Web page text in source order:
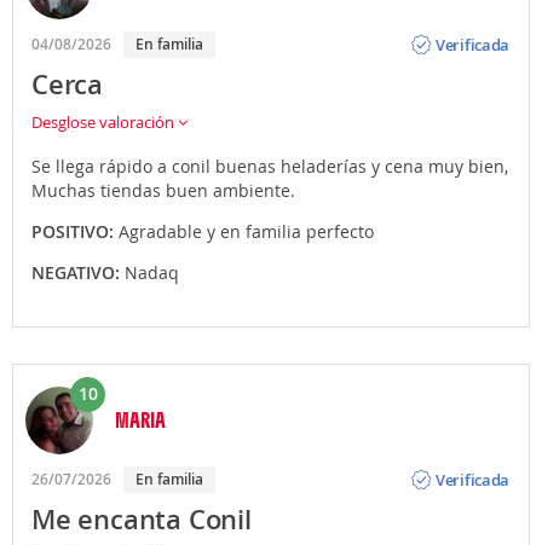
04/08/2026 En familia
Verificada
Cerca
Desglose valoración
Se llega rápido a conil buenas heladerías y cena muy bien,
Muchas tiendas buen ambiente.
POSITIVO: Agradable y en familia perfecto
NEGATIVO: Nadaq
10
MARIA
26/07/2026 En familia
Verificada
Me encanta Conil